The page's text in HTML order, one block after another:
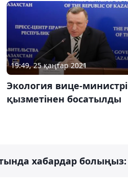
19:49, 25 қаңтар 2021
Экология вице-министрі
қызметінен босатылды
хабардар болыңыз: